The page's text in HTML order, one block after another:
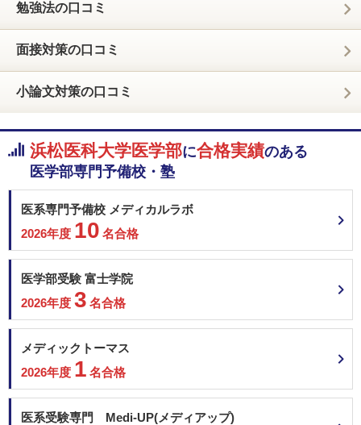
勉強法の口コミ
面接対策の口コミ
小論文対策の口コミ
浜松医科大学医学部に合格実績のある
医学部専門予備校・塾
医系専門予備校 メディカルラボ
2026年度 10 名合格
医学部受験 富士学院
2026年度 3 名合格
メディックトーマス
2026年度 1 名合格
医系受験専門 Medi-UP(メディアップ)